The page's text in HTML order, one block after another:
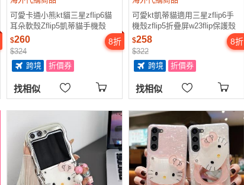
可愛卡通小熊kt貓三星zflip6貓
耳朵軟殼Zflip5凱蒂貓手機殼
ZFlip4防摔保護套zflip3硅膠kitty
波浪殼
$260
$324
8折
跨境 折價券
找相似
可愛kt凱蒂貓適用三星zflip6手
機殼zflip5折疊屏w23flip保護殼
zflip3/4透明殼w24flip斜跨掛脖
珍珠鏈條高級感
$258
$322
8折
跨境 折價券
找相似